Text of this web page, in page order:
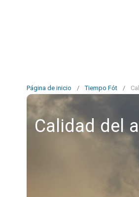
Página de inicio / Tiempo Fót /
Calidad del